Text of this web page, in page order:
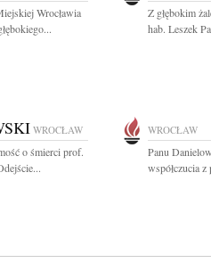
Wrocławia
Z głębokim
hab. Leszek
WROCŁAW
o śmierci prof.
WROCŁAW
Panu
współczucia